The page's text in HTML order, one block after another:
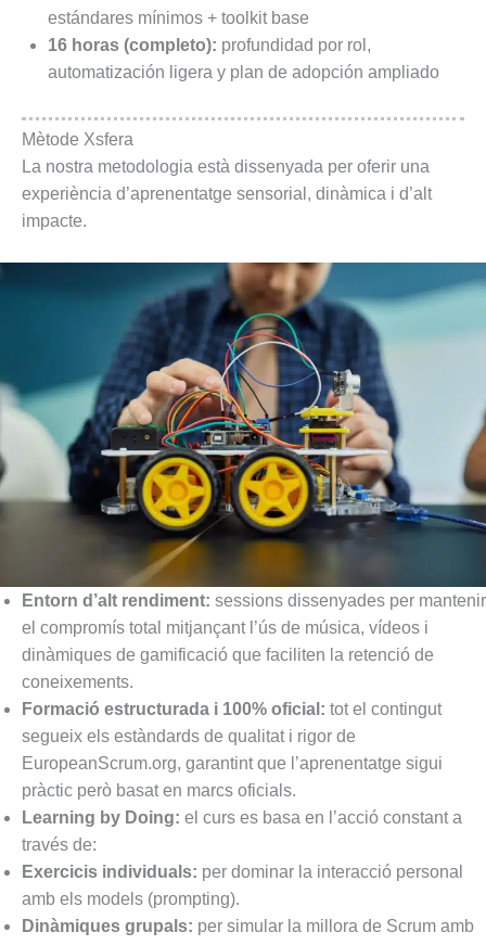
estándares mínimos + toolkit base
16 horas (completo): profundidad por rol,
automatización ligera y plan de adopción ampliado
Mètode Xsfera
La nostra metodologia està dissenyada per oferir una
experiència d’aprenentatge sensorial, dinàmica i d’alt
impacte.
Entorn d’alt rendiment: sessions dissenyades per mantenir
el compromís total mitjançant l’ús de música, vídeos i
dinàmiques de gamificació que faciliten la retenció de
coneixements.
Formació estructurada i 100% oficial: tot el contingut
segueix els estàndards de qualitat i rigor de
EuropeanScrum.org, garantint que l’aprenentatge sigui
pràctic però basat en marcs oficials.
Learning by Doing: el curs es basa en l’acció constant a
través de:
Exercicis individuals: per dominar la interacció personal
amb els models (prompting).
Dinàmiques grupals: per simular la millora de Scrum amb